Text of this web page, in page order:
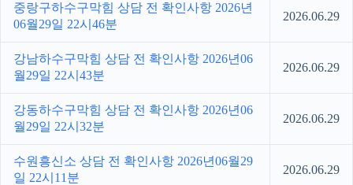
중랑구하수구막힘 상담 전 확인사항 2026년
06월29일 22시46분
2026.06.29
강남하수구막힘 상담 전 확인사항 2026년06
월29일 22시43분
2026.06.29
강동하수구막힘 상담 전 확인사항 2026년06
월29일 22시32분
2026.06.29
수원흥신소 상담 전 확인사항 2026년06월29
일 22시11분
2026.06.29